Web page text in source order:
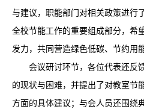
与建议，职能部门对相关政策进行
全校节能工作的重要组成部分，希
发力，共同营造绿色低碳、节约用
会议研讨环节，各位代表还反
的现状与困难，并提出了对教室节
方面的具体建议；与会人员还围绕